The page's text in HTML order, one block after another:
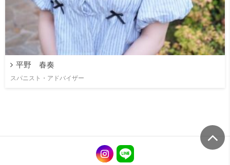
平野 春奏
スパニスト・アドバイザー